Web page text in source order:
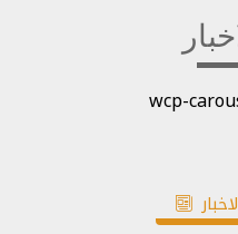
[wcp-